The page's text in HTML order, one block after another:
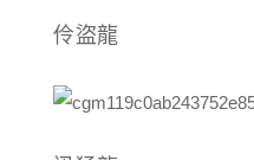
伶盜龍